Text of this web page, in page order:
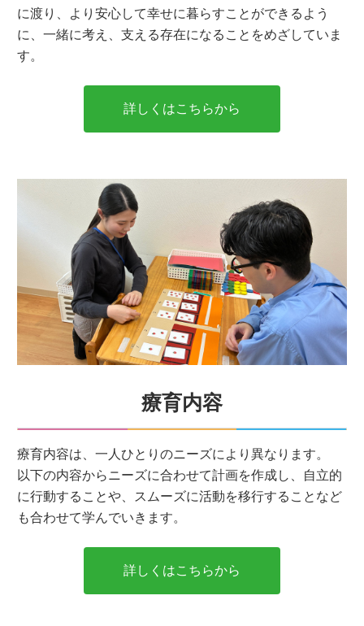
に渡り、より安心して幸せに暮らすことができるよう
に、一緒に考え、支える存在になることをめざしていま
す。
詳しくはこちらから
療育内容
療育内容は、一人ひとりのニーズにより異なります。
以下の内容からニーズに合わせて計画を作成し、自立的
に行動することや、スムーズに活動を移行することなど
も合わせて学んでいきます。
詳しくはこちらから